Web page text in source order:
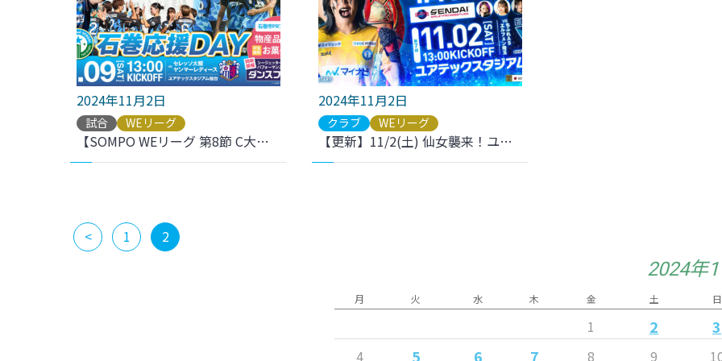
2024年11月2日
試合 WEリーグ
【SOMPO WEリーグ 第8節 C大阪戦】ホームゲームのご案内
2024年11月2日
クラブ WEリーグ
【更新】11/2(土) 仙女襲来！ユアスタに『センダイガールズプロレスリング』 がやってくる！
< 1 2
2024年
月 火 水 木 金 土 日
1 2 3
4 5 6 7 8 9